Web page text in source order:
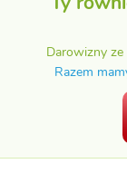
Darowizny
Razem